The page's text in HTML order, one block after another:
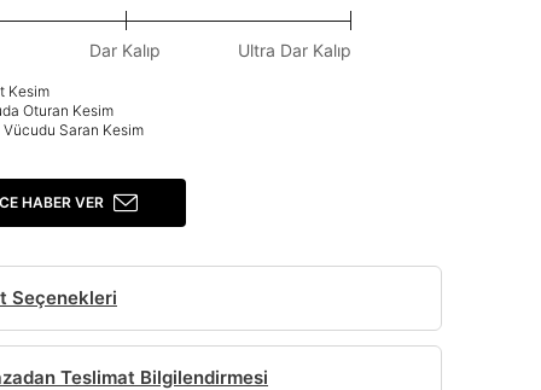
Dar Kalıp Ultra Dar Kalıp
Kesim
Oturan Kesim
Vücudu Saran Kesim
HABER VER
Seçenekleri
Teslimat Bilgilendirmesi